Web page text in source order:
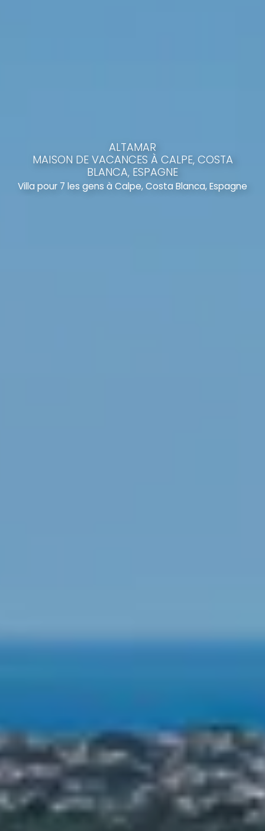
ALTAMAR
MAISON DE VACANCES À CALPE, COSTA
BLANCA, ESPAGNE
Villa pour 7 les gens à Calpe, Costa Blanca, Espagne